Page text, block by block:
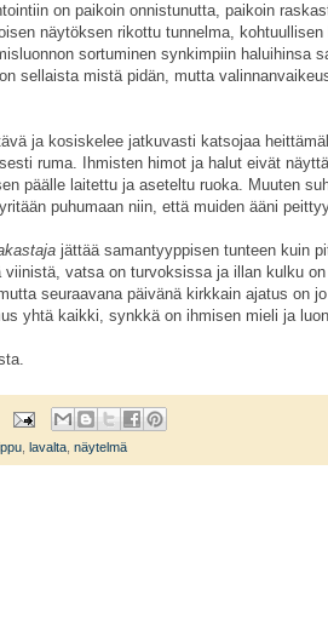
on paikoin onnistunutta, paikoin
näytöksen rikottu tunnelma,
sortuminen synkimpiin haluihinsa
sellaista mistä pidän, mutta
ja kosiskelee jatkuvasti katsojaa
ruma. Ihmisten himot ja halut eivät
päälle laitettu ja aseteltu ruoka. Muuten
puhumaan niin, että muiden ääni
jättää samantyyppisen tunteen kuin
viinistä, vatsa on turvoksissa ja illan kulku
seuraavana päivänä kirkkain ajatus on
yhtä kaikki, synkkä on ihmisen mieli ja
, lavalta, näytelmä